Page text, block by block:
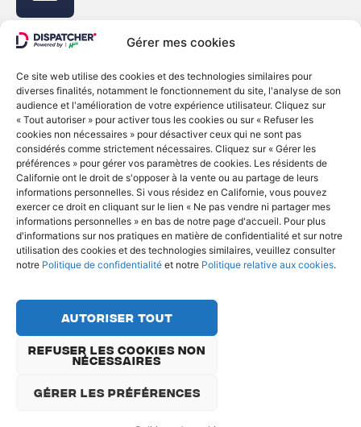
Gérer mes cookies
Ce site web utilise des cookies et des technologies similaires pour
diverses finalités, notamment le fonctionnement du site, l'analyse de son
audience et l'amélioration de votre expérience utilisateur. Cliquez sur
« Tout autoriser » pour activer tous les cookies ou sur « Refuser les
cookies non nécessaires » pour désactiver ceux qui ne sont pas
considérés comme strictement nécessaires. Cliquez sur « Gérer les
préférences » pour gérer vos paramètres de cookies. Les résidents de
Californie ont le droit de s'opposer à la vente ou au partage de leurs
informations personnelles. Si vous résidez en Californie, vous pouvez
exercer ce droit en cliquant sur le lien « Ne pas vendre ni partager mes
informations personnelles » en bas de notre page d'accueil. Pour plus
d'informations sur nos pratiques en matière de confidentialité et sur notre
utilisation des cookies et des technologies similaires, veuillez consulter
notre Politique de confidentialité et notre Politique relative aux cookies.
Autoriser tout
Refuser les cookies non
nécessaires
Gérer les préférences
© Copyright 2022 - Dispatcher
Politique de confidentialité
Politique relative aux cookies
Ne vendez ni ne partagez mes informations
personnelles
English Français Deutsch